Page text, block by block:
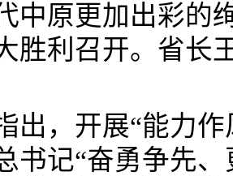
中原更加出彩的
胜利召开。省长
出，开展“能力
书记“奋勇争先